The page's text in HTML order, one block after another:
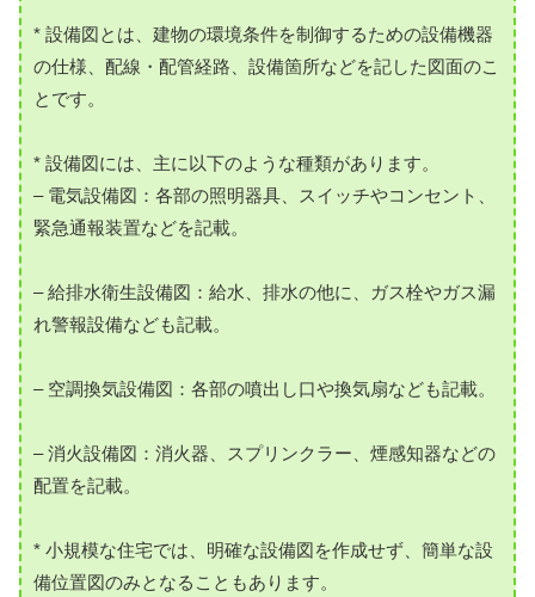
* 設備図とは、建物の環境条件を制御するための設備機器
の仕様、配線・配管経路、設備箇所などを記した図面のこ
とです。
* 設備図には、主に以下のような種類があります。
– 電気設備図：各部の照明器具、スイッチやコンセント、
緊急通報装置などを記載。
– 給排水衛生設備図：給水、排水の他に、ガス栓やガス漏
れ警報設備なども記載。
– 空調換気設備図：各部の噴出し口や換気扇なども記載。
– 消火設備図：消火器、スプリンクラー、煙感知器などの
配置を記載。
* 小規模な住宅では、明確な設備図を作成せず、簡単な設
備位置図のみとなることもあります。